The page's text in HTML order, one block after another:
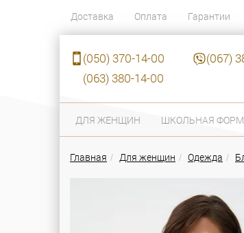
Доставка Оплата Гарантии
(050) 370-14-00
(067)
(063) 380-14-00
ДЛЯ ЖЕНЩИН ШКОЛЬНАЯ
Главная Для женщин Одежда